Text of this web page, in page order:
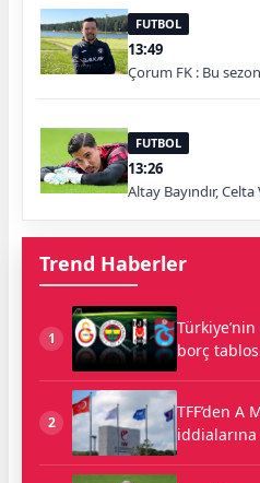
FUTBOL
13:49
Çorum FK : Bu
FUTBOL
13:26
Altay Bayındır,
Trend Haberler
1
borç
2
TFF’den A